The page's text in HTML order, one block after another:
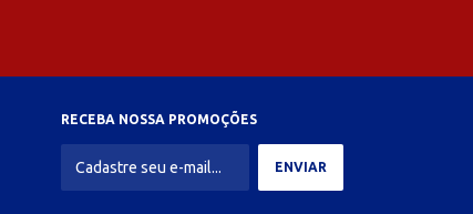
RECEBA NOSSA PROMOÇÕES